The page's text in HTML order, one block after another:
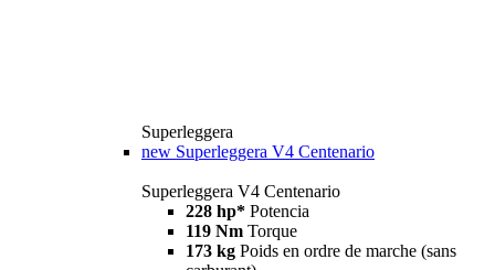
Superleggera
new Superleggera V4 Centenario
Superleggera V4 Centenario
228 hp* Potencia
119 Nm Torque
173 kg Poids en ordre de marche (sans